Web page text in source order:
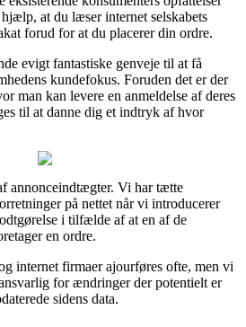
at du læser internet selskabets
forud for at du placerer din ordre.
evigt fantastiske genveje til at få
kundefokus. Foruden det er der
man kan levere en anmeldelse af deres
til at danne dig et indtryk af hvor
annonceindtægter. Vi har tætte
på nettet når vi introducerer
i tilfælde af at en af de
en ordre.
internet firmaer ajourføres ofte, men vi
for ændringer der potentielt er
sidens data.